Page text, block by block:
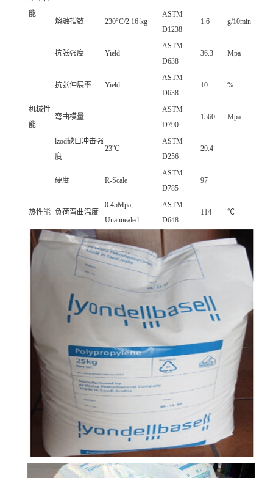
能
熔融指数 230°C/2.16 kg
ASTM
D1238
1.6 g/10min
机械性
能
抗张强度 Yield
ASTM
D638
36.3 Mpa
抗张伸展率 Yield
ASTM
D638
10 %
弯曲模量
ASTM
D790
1560 Mpa
lzod缺口冲击强
度
23℃
ASTM
D256
29.4
硬度 R-Scale
ASTM
D785
97
热性能 负荷弯曲温度
0.45Mpa,
Unannealed
ASTM
D648
114 ℃